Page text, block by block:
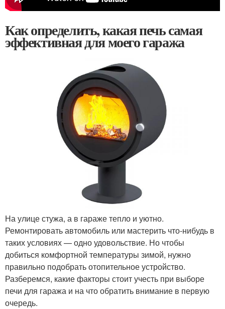
Как определить, какая печь самая
эффективная для моего гаража
На улице стужа, а в гараже тепло и уютно.
Ремонтировать автомобиль или мастерить что-нибудь в
таких условиях — одно удовольствие. Но чтобы
добиться комфортной температуры зимой, нужно
правильно подобрать отопительное устройство.
Разберемся, какие факторы стоит учесть при выборе
печи для гаража и на что обратить внимание в первую
очередь.